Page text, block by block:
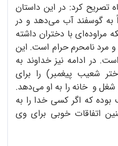
تصریح کرد: در این داستان
گوسفند آب می‌دهد و در
مراوده‌ای با دختران داشته
و مرد نامحرم حرام است. این
در ادامه نیز خداوند به
شعیب پیغمبر) را برای
و خانه را به او می‌دهد.
بوده که اگر کسی خدا را به
اتفاقات خوبی برای وی